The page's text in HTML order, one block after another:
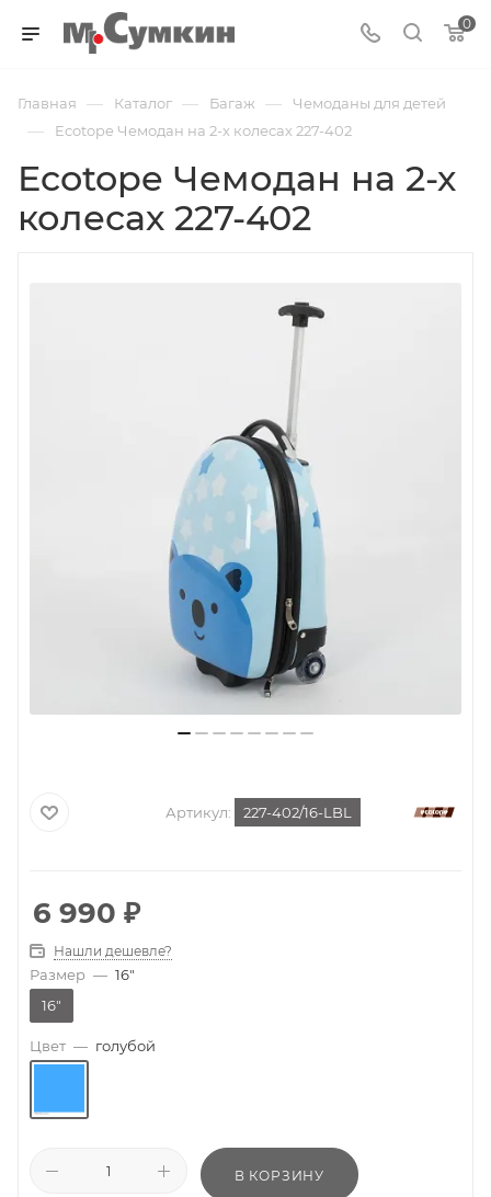
0
Главная — Каталог — Багаж — Чемоданы для детей
— Ecotope Чемодан на 2-х колесах 227-402
Ecotope Чемодан на 2-х
колесах 227-402
Артикул: 227-402/16-LBL
6 990 ₽
Нашли дешевле?
Размер — 16"
16"
Цвет — голубой
В КОРЗИНУ